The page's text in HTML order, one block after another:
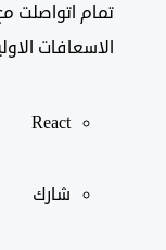
تمام اتواصلت مع
الاسعافات الاوليه
React
شارك